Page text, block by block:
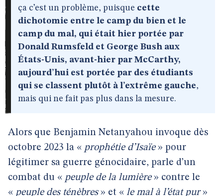
ça c’est un problème, puisque cette
dichotomie entre le camp du bien et le
camp du mal, qui était hier portée par
Donald Rumsfeld et George Bush aux
États-Unis, avant-hier par McCarthy,
aujourd’hui est portée par des étudiants
qui se classent plutôt à l’extrême gauche,
mais qui ne fait pas plus dans la mesure.
Alors que Benjamin Netanyahou invoque dès
octobre 2023 la « prophétie d’Isaïe» pour
légitimer sa guerre génocidaire, parle d’un
combat du « peuple de la lumière» contre le
« peuple des ténèbres» et « le mal à l’état pur»